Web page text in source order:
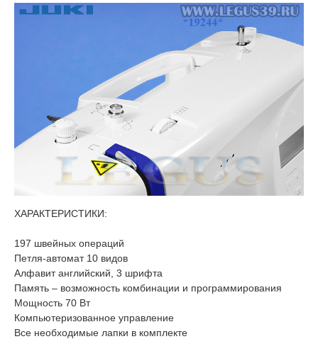
ХАРАКТЕРИСТИКИ:
197 швейных операций
Петля-автомат 10 видов
Алфавит английский, 3 шрифта
Память – возможность комбинации и программирования
Мощность 70 Вт
Компьютеризованное управление
Все необходимые лапки в комплекте